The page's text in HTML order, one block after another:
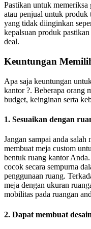
Pastikan untuk
atau penjual untuk produk
yang tidak diinginkan
kepalsuan produk
deal.
Keuntungan
Apa saja keuntungan
kantor ?. Beberapa orang
budget, keinginan serta
1. Sesuaikan dengan
Jangan sampai anda
membuat meja custom
bentuk ruang kantor
cocok secara sempurna
penggunaan ruang.
meja dengan ukuran
mobilitas pada ruangan
2. Dapat membuat